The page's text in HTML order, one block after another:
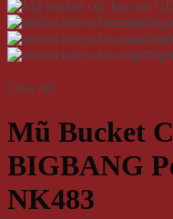
Chia Sẻ:
Mũ Bucket
BIGBANG
NK483